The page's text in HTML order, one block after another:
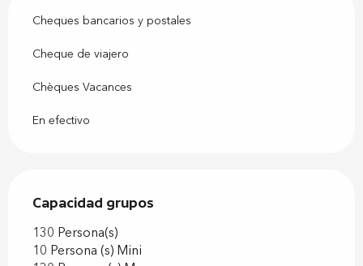
Cheques bancarios y postales
Cheque de viajero
Chèques Vacances
En efectivo
Capacidad grupos
Capacidad grupos
130 Persona(s)
10 Persona (s) Mini